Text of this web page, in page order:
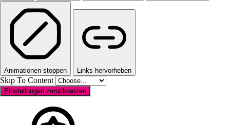
Animationen stoppen Links hervorheben
Skip To Content
Einstellungen zurücksetzen